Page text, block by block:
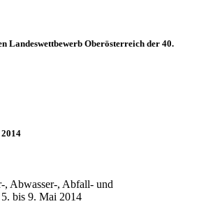
Landeswettbewerb Oberösterreich der 40.
, Abwasser-, Abfall- und
bis 9. Mai 2014